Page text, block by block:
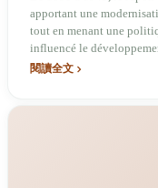
apportant une
tout en menant une
influencé le
閱讀全文